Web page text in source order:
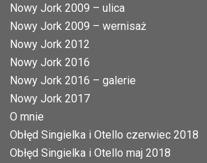
Nowy Jork 2009 – ulica
Nowy Jork 2009 – wernisaż
Nowy Jork 2012
Nowy Jork 2016
Nowy Jork 2016 – galerie
Nowy Jork 2017
O mnie
Obłęd Singielka i Otello czerwiec 2018
Obłęd Singielka i Otello maj 2018